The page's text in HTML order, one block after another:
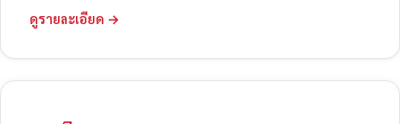
ดูรายละเอียด →